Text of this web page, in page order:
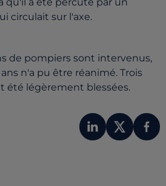
circulait sur l'axe.
de pompiers sont intervenus,
n'a pu être réanimé. Trois
été légèrement blessées.